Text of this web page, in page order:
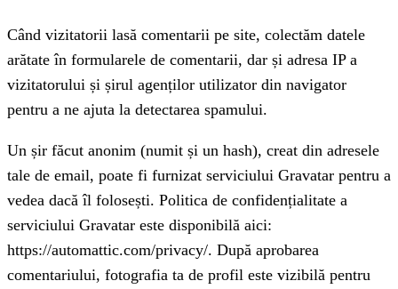
Când vizitatorii lasă comentarii pe site, colectăm datele
arătate în formularele de comentarii, dar și adresa IP a
vizitatorului și șirul agenților utilizator din navigator
pentru a ne ajuta la detectarea spamului.
Un șir făcut anonim (numit și un hash), creat din adresele
tale de email, poate fi furnizat serviciului Gravatar pentru a
vedea dacă îl folosești. Politica de confidențialitate a
serviciului Gravatar este disponibilă aici:
https://automattic.com/privacy/. După aprobarea
comentariului, fotografia ta de profil este vizibilă pentru